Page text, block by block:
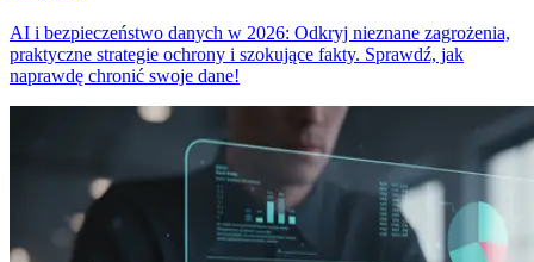
AI i bezpieczeństwo danych w 2026: Odkryj nieznane zagrożenia,
praktyczne strategie ochrony i szokujące fakty. Sprawdź, jak
naprawdę chronić swoje dane!